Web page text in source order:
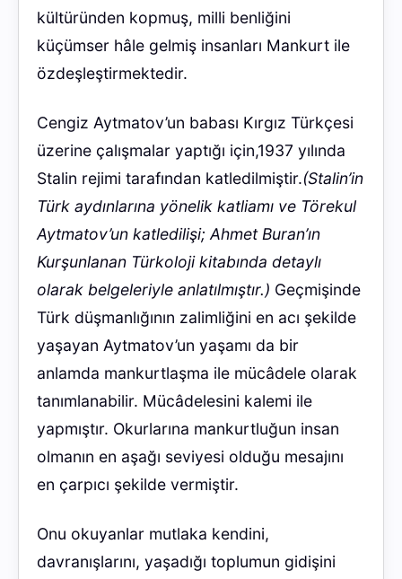
kültüründen kopmuş, milli benliğini
küçümser hâle gelmiş insanları Mankurt ile
özdeşleştirmektedir.
Cengiz Aytmatov’un babası Kırgız Türkçesi
üzerine çalışmalar yaptığı için,1937 yılında
Stalin rejimi tarafından katledilmiştir.(Stalin’in
Türk aydınlarına yönelik katliamı ve Törekul
Aytmatov’un katledilişi; Ahmet Buran’ın
Kurşunlanan Türkoloji kitabında detaylı
olarak belgeleriyle anlatılmıştır.) Geçmişinde
Türk düşmanlığının zalimliğini en acı şekilde
yaşayan Aytmatov’un yaşamı da bir
anlamda mankurtlaşma ile mücâdele olarak
tanımlanabilir. Mücâdelesini kalemi ile
yapmıştır. Okurlarına mankurtluğun insan
olmanın en aşağı seviyesi olduğu mesajını
en çarpıcı şekilde vermiştir.
Onu okuyanlar mutlaka kendini,
davranışlarını, yaşadığı toplumun gidişini